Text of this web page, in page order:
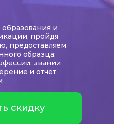
и
пройдя
предоставляем
образца:
звании
и отчет
скидку